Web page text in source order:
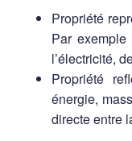
Propriété
Par
l’électricité,
Propriété
énergie,
directe entre